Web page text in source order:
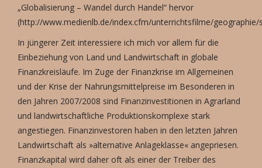
„Globalisierung – Wandel durch Handel“ hervor
(http://www.medienlb.de/index.cfm/unterrichtsfilme/geographie/
In jüngerer Zeit interessiere ich mich vor allem für die
Einbeziehung von Land und Landwirtschaft in globale
Finanzkreisläufe. Im Zuge der Finanzkrise im Allgemeinen
und der Krise der Nahrungsmittelpreise im Besonderen in
den Jahren 2007/2008 sind Finanzinvestitionen in Agrarland
und landwirtschaftliche Produktionskomplexe stark
angestiegen. Finanzinvestoren haben in den letzten Jahren
Landwirtschaft als »alternative Anlageklasse« angepriesen.
Finanzkapital wird daher oft als einer der Treiber des